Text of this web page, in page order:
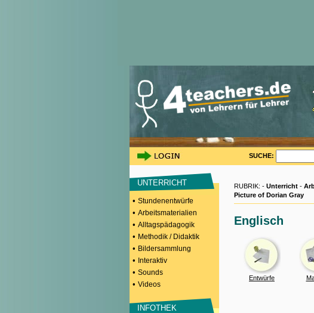
SUCHE:
UNTERRICHT
• Stundenentwürfe
• Arbeitsmaterialien
• Alltagspädagogik
• Methodik / Didaktik
• Bildersammlung
• Interaktiv
• Sounds
• Videos
INFOTHEK
RUBRIK: - Unterricht -
Picture of Dorian Gray
Englisch
Entwürfe